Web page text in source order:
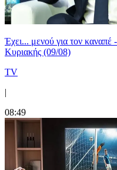
Έχει... μενού για τον
Κυριακής (09/08)
TV
|
08:49